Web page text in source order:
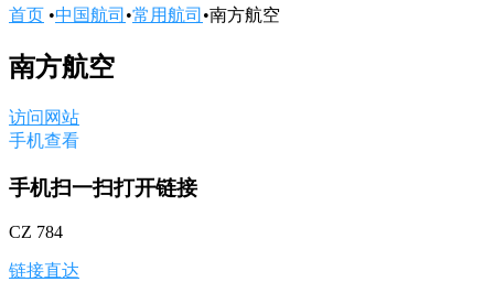
首页 •中国航司 •常用航司 •南方航空
南方航空
访问网站
手机查看
手机扫一扫打开链接
CZ 784
链接直达